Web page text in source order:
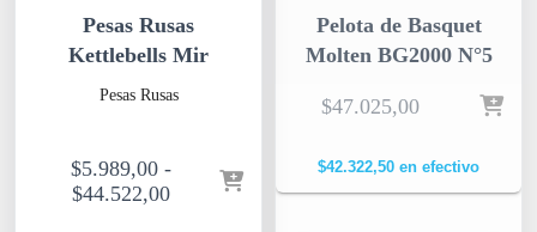
Pelota de Basquet
Molten BG2000 N°5
$47.025,00
$42.322,50 en efectivo
Pesas Rusas
Kettlebells Mir
Pesas Rusas
$5.989,00 -
$44.522,00